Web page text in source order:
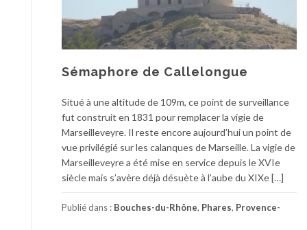
Sémaphore de Callelongue
Situé à une altitude de 109m, ce point de surveillance
fut construit en 1831 pour remplacer la vigie de
Marseilleveyre. Il reste encore aujourd’hui un point de
vue privilégié sur les calanques de Marseille. La vigie de
Marseilleveyre a été mise en service depuis le XVIe
siècle mais s’avère déjà désuète à l’aube du XIXe […]
Publié dans : Bouches-du-Rhône, Phares, Provence-